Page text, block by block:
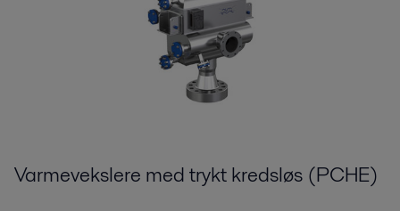
Varmevekslere med trykt kredsløs (PCHE)